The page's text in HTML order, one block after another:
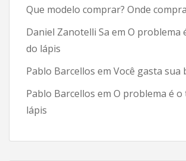
Que modelo comprar? Onde
Daniel Zanotelli Sa em O problema
do lápis
Pablo Barcellos em Você gasta sua
Pablo Barcellos em O problema é o
lápis